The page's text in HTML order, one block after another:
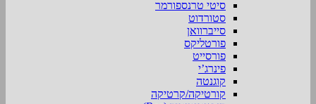
סיטי טרנספורמר
סטורדוט
סייברוואן
פורטליקס
פורסייט
פינרג’י
קוגנטה
קורטיקה/קרטיקה